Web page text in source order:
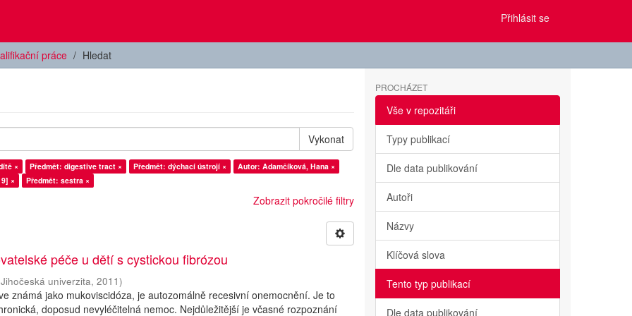
Přihlásit se
práce Hledat
Vykonat
× Předmět: digestive tract × Předmět: dýchací ústrojí ×
Autor: Adamčíková, Hana ×
×
Předmět: sestra ×
Zobrazit pokročilé filtry
péče u dětí s cystickou fibrózou
Jihočeská univerzita,2011)
známá jako mukoviscidóza, je autozomálně recesivní onemocnění. Je to
doposud nevyléčitelná nemoc. Nejdůležitější je včasné rozpoznání
PROCHÁZET
Vše v repozitáři
Typy publikací
Dle data publikování
Autoři
Názvy
Klíčová slova
Tento typ publikací
Dle data publikování